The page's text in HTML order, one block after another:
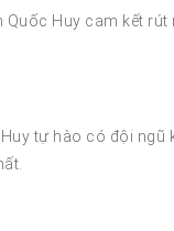
Huy cam kết
tự hào có đội ngũ